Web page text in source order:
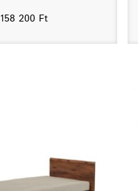
158 200 Ft